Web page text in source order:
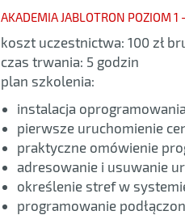
AKADEMIA JABLOTRON POZIOM 1
koszt uczestnictwa: 100 zł
czas trwania: 5 godzin
plan szkolenia:
instalacja
pierwsze uruchomienie
praktyczne omówienie
adresowanie i usuwanie
określenie stref w
programowanie